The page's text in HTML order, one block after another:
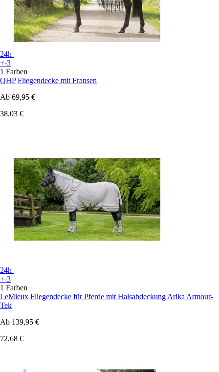
24h
+-3
1 Farben
QHP Fliegendecke mit Fransen
Ab 69,95 €
38,03 €
24h
+-3
1 Farben
LeMieux Fliegendecke für Pferde mit Halsabdeckung Arika Armour-
Tek
Ab 139,95 €
72,68 €